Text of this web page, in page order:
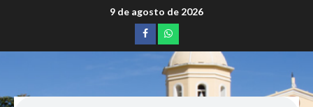
9 de agosto de 2026
Facebookwhatsapp